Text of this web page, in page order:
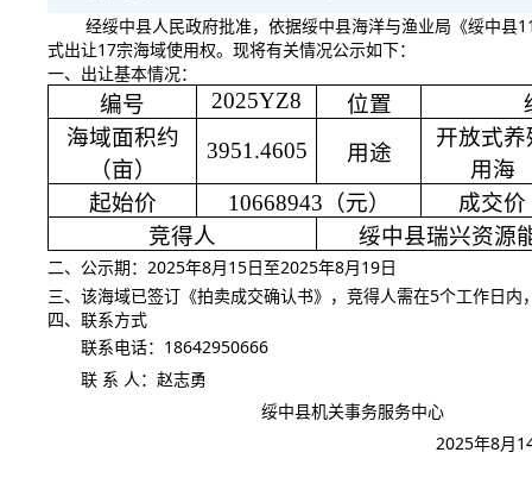
经绥中县人民政府批准，依据绥中县海洋与渔业局《绥中县
式出让17宗海域使用权。现将有关情况公示如下：
一、出让基本情况：
编号 2025YZ8 位置
海域面积约
（亩）
3951.4605 用途
开放式养
用海
起始价
10668943 （元）
成交价
竞得人
绥中县瑞兴资源
二、公示期： 2025年8月15日至2025年8月19日
三、该海域已签订《拍卖成交确认书》，竞得人需在5个工作日内
四、联系方式
联系电话： 18642950666
联 系 人：赵志勇
绥中县机关事务服务中心
2025年8月